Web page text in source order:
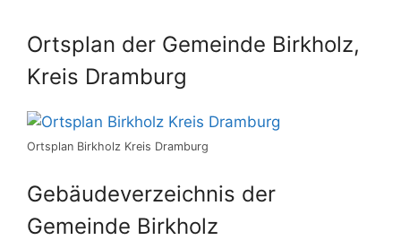
Ortsplan der Gemeinde Birkholz,
Kreis Dramburg
Ortsplan Birkholz Kreis Dramburg
Gebäudeverzeichnis der
Gemeinde Birkholz